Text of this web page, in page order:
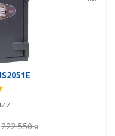
222 550